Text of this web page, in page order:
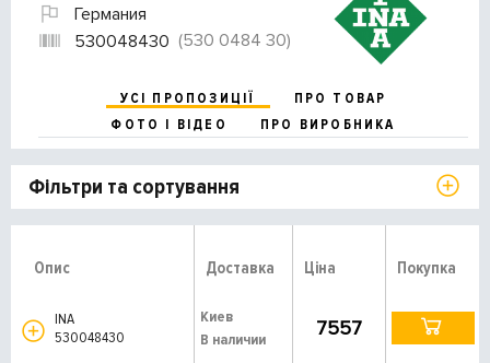
Германия
530048430 (530 0484 30)
УСІ ПРОПОЗИЦІЇ
ПРО ТОВАР
ФОТО І ВІДЕО
ПРО ВИРОБНИКА
Фільтри та сортування
Опис Доставка Ціна Покупка
INA
530048430
Киев
В наличии
7557